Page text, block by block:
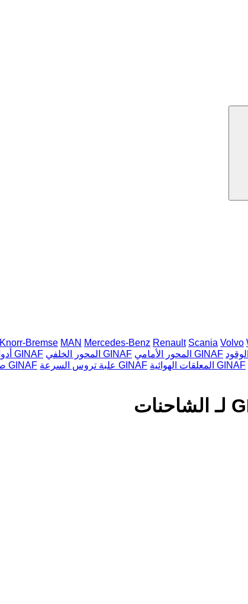
Knorr-Bremse MAN Mercedes-Benz Renault Scania Volvo
أدوات الاستشعار GINAF المحور الخلفي GINAF المحور الأمامي GINAF
صناديق نقل الحركة GINAF علبة تروس السرعة GINAF المعلقات الهوائية GINAF